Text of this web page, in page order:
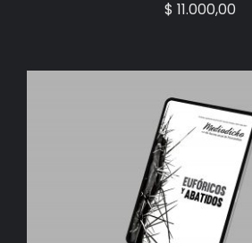
$ 11.000,00
AÑADIR AL CARRITO /